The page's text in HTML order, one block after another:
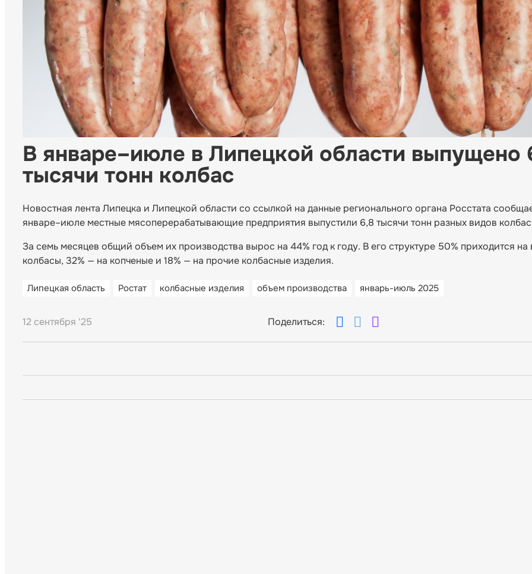
В январе–июле в Липецкой области выпущено
тысячи тонн колбас
Новостная лента Липецка и Липецкой области со ссылкой на данные регионального органа Росстата
январе–июле местные мясоперерабатывающие предприятия выпустили 6,8 тысячи тонн разных видов
За семь месяцев общий объем их производства вырос на 44% год к году. В его структуре 50% приходится на
колбасы, 32% — на копченые и 18% — на прочие колбасные изделия.
Липецкая область Ростат колбасные изделия объем производства январь-июль 2025
12 сентября '25 Поделиться: